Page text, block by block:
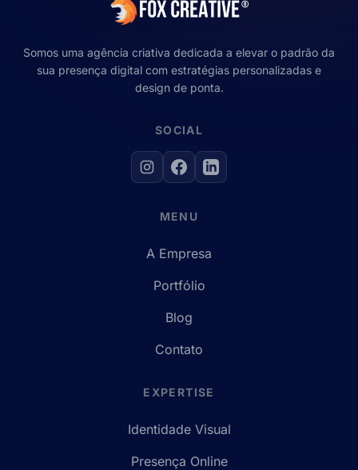
Somos uma agência criativa dedicada a elevar o padrão da
sua presença digital com estratégias personalizadas e
design de ponta.
SOCIAL
MENU
A Empresa
Portfólio
Blog
Contato
EXPERTISE
Identidade Visual
Presença Online